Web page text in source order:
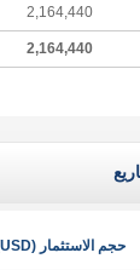
2,164,440
2,164,440
حجم الاستثمار (USD)